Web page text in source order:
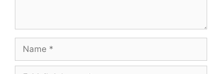
Name